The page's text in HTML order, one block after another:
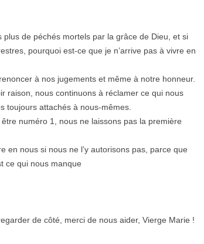
de péchés mortels par la grâce de Dieu, et si
pourquoi est-ce que je n’arrive pas à vivre en
à nos jugements et même à notre honneur.
raison, nous continuons à réclamer ce qui nous
toujours attachés à nous-mêmes.
numéro 1, nous ne laissons pas la première
en nous si nous ne l’y autorisons pas, parce que
ce qui nous manque
de côté, merci de nous aider, Vierge Marie !